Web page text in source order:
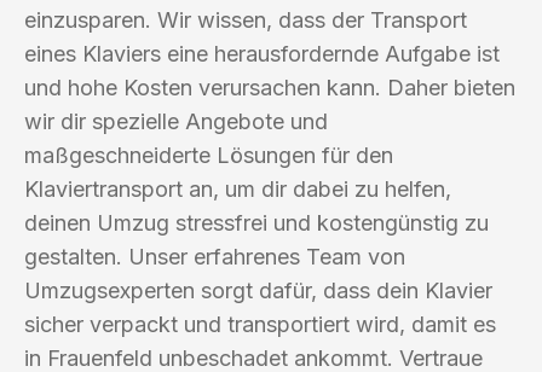
einzusparen. Wir wissen, dass der Transport
eines Klaviers eine herausfordernde Aufgabe ist
und hohe Kosten verursachen kann. Daher bieten
wir dir spezielle Angebote und
maßgeschneiderte Lösungen für den
Klaviertransport an, um dir dabei zu helfen,
deinen Umzug stressfrei und kostengünstig zu
gestalten. Unser erfahrenes Team von
Umzugsexperten sorgt dafür, dass dein Klavier
sicher verpackt und transportiert wird, damit es
in Frauenfeld unbeschadet ankommt. Vertraue